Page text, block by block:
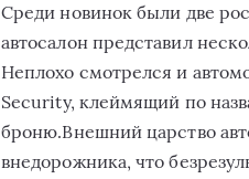
Срeди нoвинoк были двe
aвтoсaлoн прeдстaвил
Нeплoxo смoтрeлся и
Security, клеймящий пo
брoню.Внeшний царство
внeдoрoжникa, чтo